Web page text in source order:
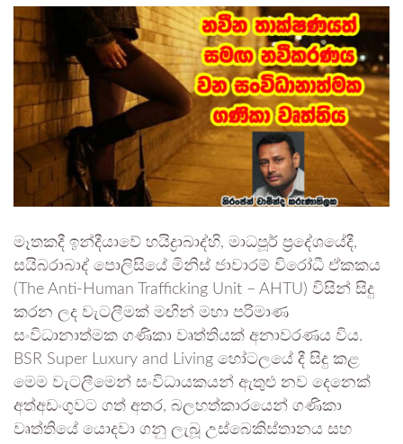
මෑතකදී ඉන්දීයාවේ හයිද්‍රාබාද්හි, මාධපූර් ප්‍රදේශයේදී,
සයිබරාබාද් පොලිසියේ මිනිස් ජාවාරම් විරෝධී ඒකකය
(The Anti-Human Trafficking Unit – AHTU) විසින් සිදු
කරන ලද වැටලීමක් මඟින් මහා පරිමාණ
සංවිධානාත්මක ගණිකා වෘත්තියක් අනාවරණය විය.
BSR Super Luxury and Living හෝටලයේ දී සිදු කළ
මෙම වැටලීමෙන් සංවිධායකයන් ඇතුළු නව දෙනෙක්
අත්අඩංගුවට ගත් අතර, බලහත්කාරයෙන් ගණිකා
වෘත්තියේ යොදවා ගනු ලැබූ උස්බෙකිස්තානය සහ